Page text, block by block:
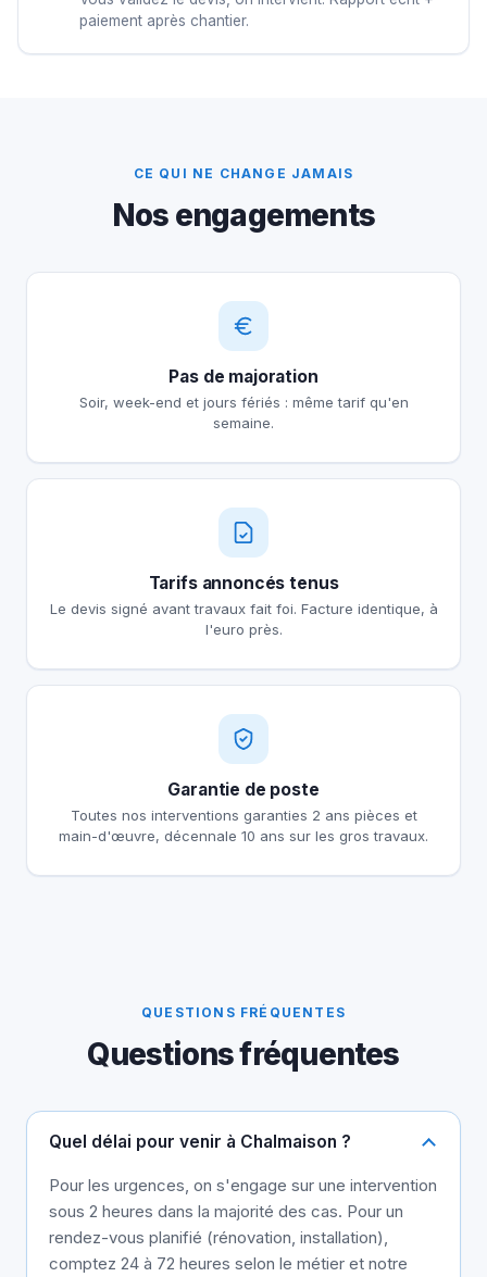
paiement après chantier.
CE QUI NE CHANGE JAMAIS
Nos engagements
Pas de majoration
Soir, week-end et jours fériés : même tarif qu'en
semaine.
Tarifs annoncés tenus
Le devis signé avant travaux fait foi. Facture identique, à
l'euro près.
Garantie de poste
Toutes nos interventions garanties 2 ans pièces et
main-d'œuvre, décennale 10 ans sur les gros travaux.
QUESTIONS FRÉQUENTES
Questions fréquentes
Quel délai pour venir à Chalmaison ?
Pour les urgences, on s'engage sur une intervention
sous 2 heures dans la majorité des cas. Pour un
rendez-vous planifié (rénovation, installation),
comptez 24 à 72 heures selon le métier et notre